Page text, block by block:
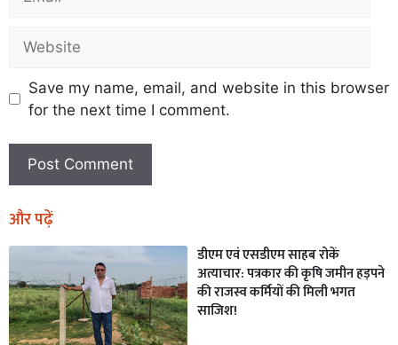
Save my name, email, and website in this browser
for the next time I comment.
और पढ़ें
डीएम एवं एसडीएम साहब रोकें
अत्याचार: पत्रकार की कृषि जमीन हड़पने
की राजस्व कर्मियों की मिली भगत
साजिश!